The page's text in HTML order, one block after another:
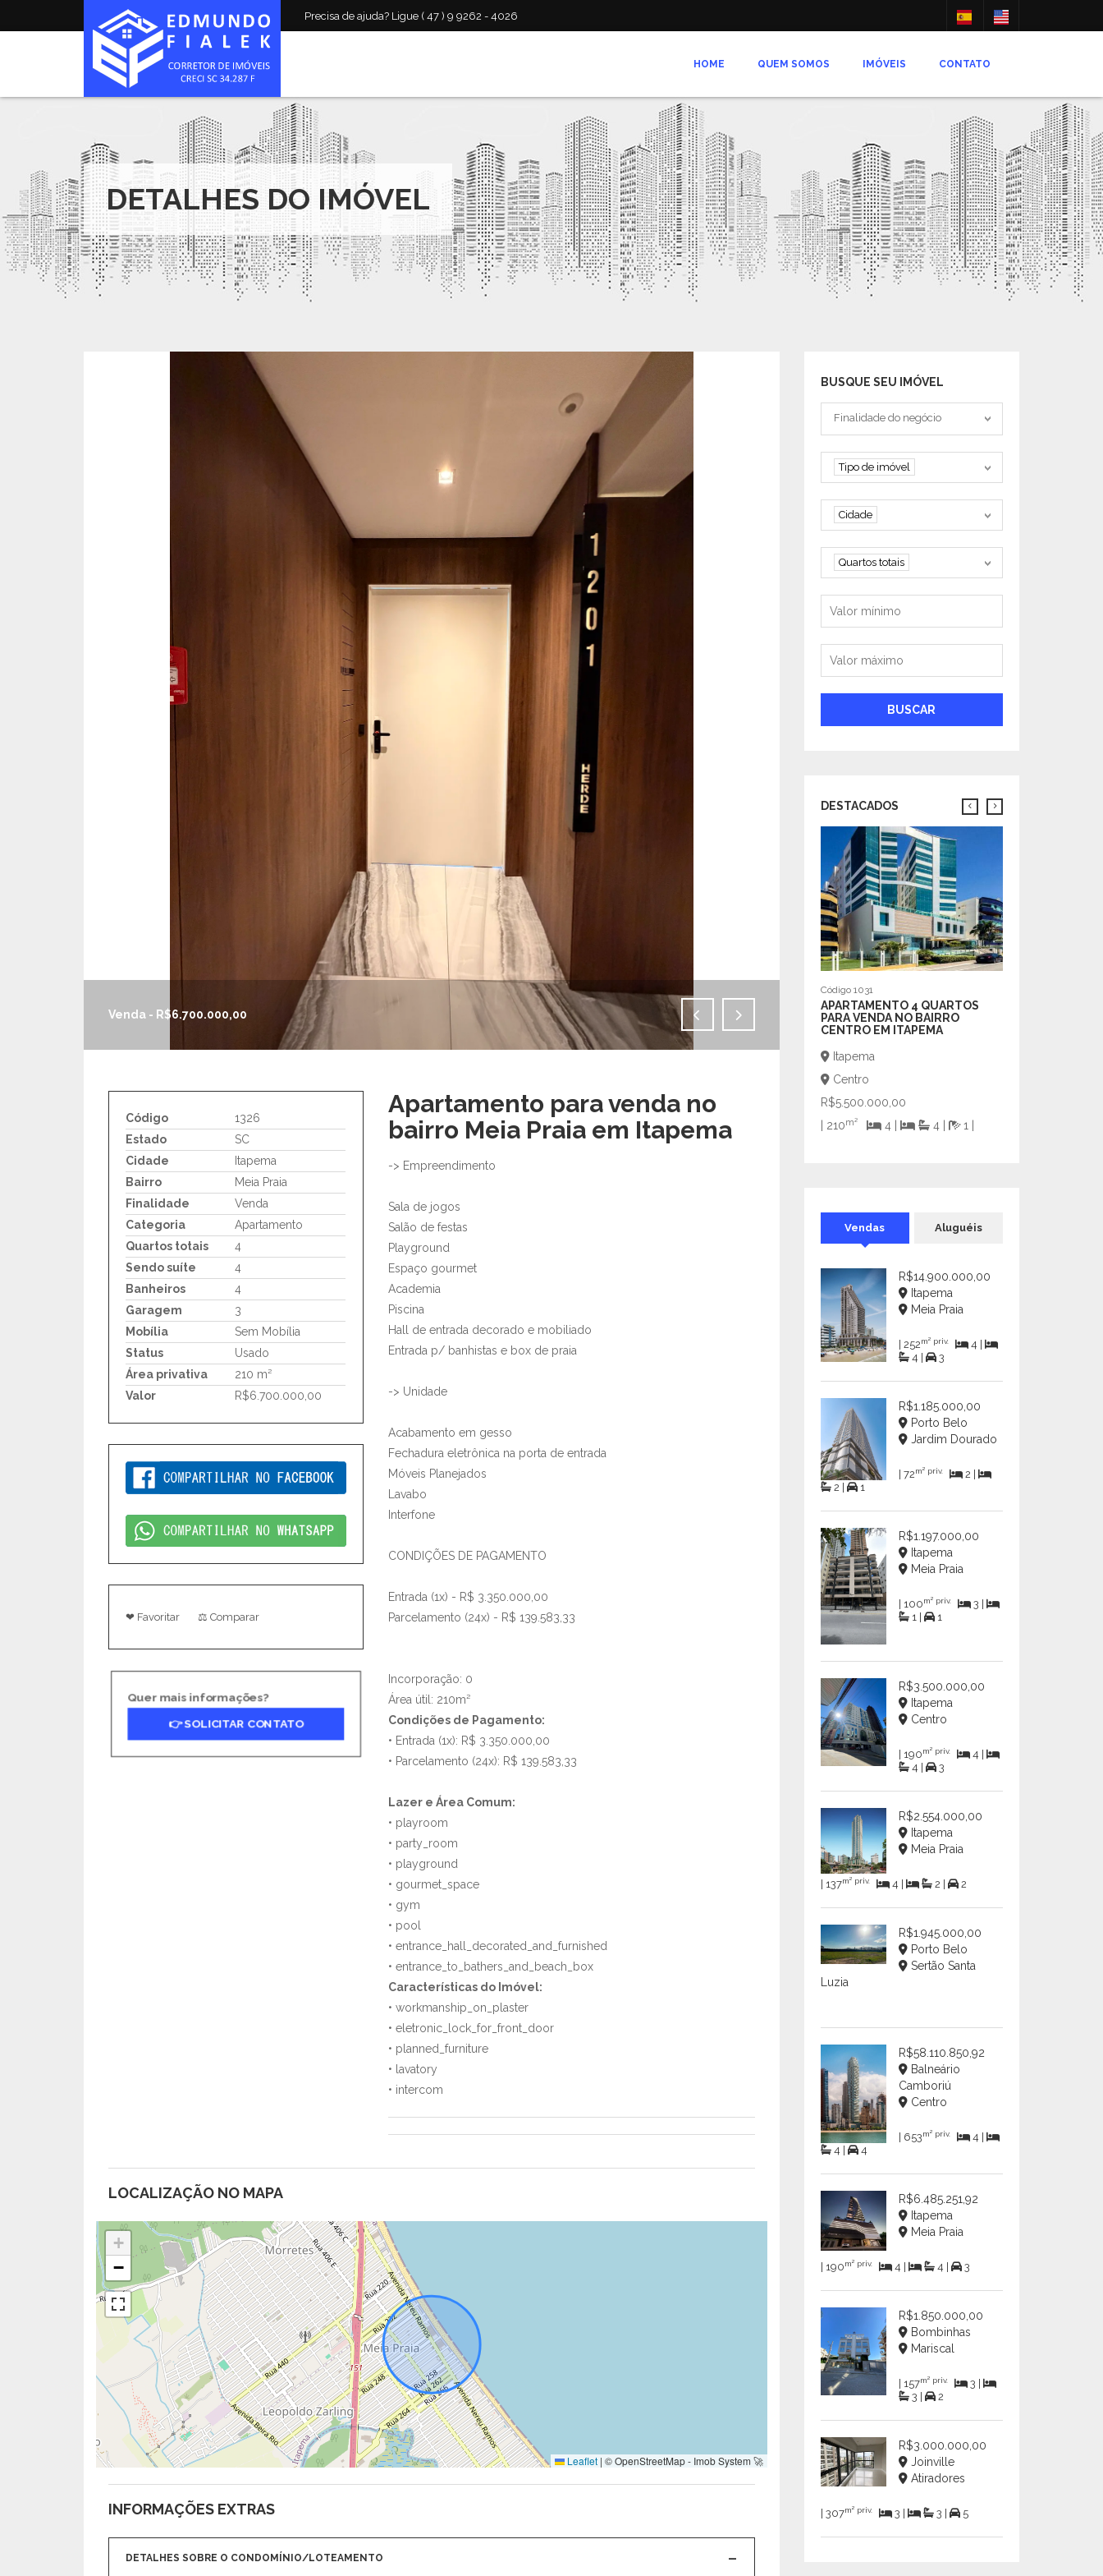
Precisa de ajuda? Ligue ( 47 ) 9 9262 - 4026
HOME QUEM SOMOS IMÓVEIS CONTATO
DETALHES DO IMÓVEL
Venda - R$6.700.000,00
Venda - R$6.700.000,00
Código
1326
Estado
SC
Cidade
Itapema
Bairro
Meia Praia
Finalidade
Venda
Categoria
Apartamento
Quartos totais
4
Sendo suíte
4
Banheiros
4
Garagem
3
Mobília
Sem Mobília
Status
Usado
Área privativa
210 m²
Valor
R$6.700.000,00
❤ Favoritar ⚖ Comparar
Quer mais informações?
👉 SOLICITAR CONTATO
Apartamento para venda no
bairro Meia Praia em Itapema
-> Empreendimento
Sala de jogos
Salão de festas
Playground
Espaço gourmet
Academia
Piscina
Hall de entrada decorado e mobiliado
Entrada p/ banhistas e box de praia
-> Unidade
Acabamento em gesso
Fechadura eletrônica na porta de entrada
Móveis Planejados
Lavabo
Interfone
CONDIÇÕES DE PAGAMENTO
Entrada (1x) - R$ 3.350.000,00
Parcelamento (24x) - R$ 139.583,33
Incorporação: 0
Área útil: 210m²
Condições de Pagamento:
• Entrada (1x): R$ 3.350.000,00
• Parcelamento (24x): R$ 139.583,33
Lazer e Área Comum:
• playroom
• party_room
• playground
• gourmet_space
• gym
• pool
• entrance_hall_decorated_and_furnished
• entrance_to_bathers_and_beach_box
Características do Imóvel:
• workmanship_on_plaster
• eletronic_lock_for_front_door
• planned_furniture
• lavatory
• intercom
LOCALIZAÇÃO NO MAPA
+
−
Leaflet | © OpenStreetMap - Imob System 🚀
INFORMAÇÕES EXTRAS
DETALHES SOBRE O CONDOMÍNIO/LOTEAMENTO
BUSQUE SEU IMÓVEL
Tipo negociação
Finalidade do negócio
Tipo de imóvel
Tipo de imóvel
Cidade
Cidade
Quartos
Quartos totais
Valor mínimo
Valor máximo
BUSCAR
DESTACADOS
Código 1031
APARTAMENTO 4 QUARTOS
PARA VENDA NO BAIRRO
CENTRO EM ITAPEMA
Itapema
Centro
R$5.500.000,00
| 210m² 4 | 4 | 1 |
Vendas Aluguéis
R$14.900.000,00
Itapema
Meia Praia
| 252m² priv.
4 |
4 |
3
R$1.185.000,00
Porto Belo
Jardim Dourado
| 72m² priv.
2 |
2 |
1
R$1.197.000,00
Itapema
Meia Praia
| 100m² priv.
3 |
1 |
1
R$3.500.000,00
Itapema
Centro
| 190m² priv.
4 |
4 |
3
R$2.554.000,00
Itapema
Meia Praia
| 137m² priv. 4 | 2 | 2
R$1.945.000,00
Porto Belo
Sertão Santa
Luzia
R$58.110.850,92
Balneário
Camboriú
Centro
| 653m² priv.
4 |
4 |
4
R$6.485.251,92
Itapema
Meia Praia
| 190m² priv. 4 | 4 | 3
R$1.850.000,00
Bombinhas
Mariscal
| 157m² priv.
3 |
3 |
2
R$3.000.000,00
Joinville
Atiradores
| 307m² priv. 3 | 3 | 5